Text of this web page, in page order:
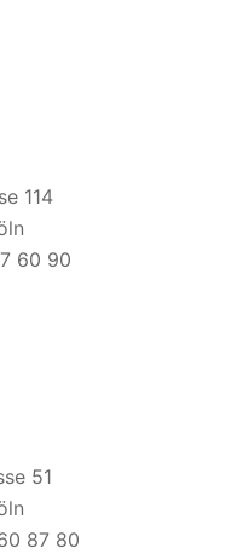
114
60 90
51
87 80